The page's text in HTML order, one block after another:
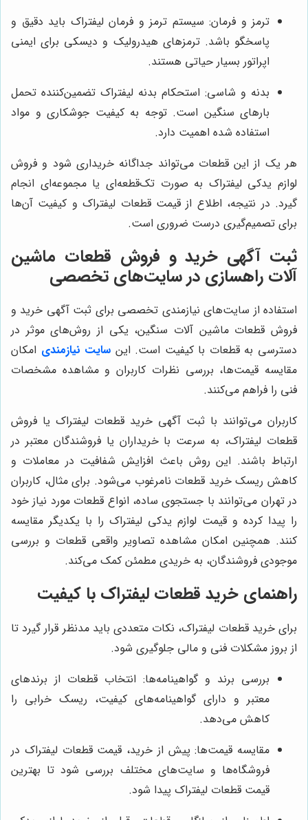
ترمز و فرمان: سیستم ترمز و فرمان لیفتراک باید دقیق و
پاسخگو باشد. ترمزهای هیدرولیک و دیسکی برای ایمنی
اپراتور بسیار حیاتی هستند.
بدنه و شاسی: استحکام بدنه لیفتراک تضمین‌کننده تحمل
بارهای سنگین است. توجه به کیفیت جوشکاری و مواد
استفاده شده اهمیت دارد.
هر یک از این قطعات می‌تواند جداگانه خریداری شود و فروش
لوازم یدکی لیفتراک به صورت تک‌قطعه‌ای یا مجموعه‌ای انجام
گیرد. در نتیجه، اطلاع از قیمت قطعات لیفتراک و کیفیت آن‌ها
برای تصمیم‌گیری درست ضروری است.
ثبت آگهی خرید و فروش قطعات ماشین
آلات راهسازی در سایت‌های تخصصی
استفاده از سایت‌های نیازمندی تخصصی برای ثبت آگهی خرید و
فروش قطعات ماشین آلات سنگین، یکی از روش‌های موثر در
دسترسی به قطعات با کیفیت است. این سایت نیازمندی امکان
مقایسه قیمت‌ها، بررسی نظرات کاربران و مشاهده مشخصات
فنی را فراهم می‌کنند.
کاربران می‌توانند با ثبت آگهی خرید قطعات لیفتراک یا فروش
قطعات لیفتراک، به سرعت با خریداران یا فروشندگان معتبر در
ارتباط باشند. این روش باعث افزایش شفافیت در معاملات و
کاهش ریسک خرید قطعات نامرغوب می‌شود. برای مثال، کاربران
در تهران می‌توانند با جستجوی ساده، انواع قطعات مورد نیاز خود
را پیدا کرده و قیمت لوازم یدکی لیفتراک را با یکدیگر مقایسه
کنند. همچنین امکان مشاهده تصاویر واقعی قطعات و بررسی
موجودی فروشندگان، به خریدی مطمئن کمک می‌کند.
راهنمای خرید قطعات لیفتراک با کیفیت
برای خرید قطعات لیفتراک، نکات متعددی باید مدنظر قرار گیرد تا
از بروز مشکلات فنی و مالی جلوگیری شود.
بررسی برند و گواهینامه‌ها: انتخاب قطعات از برندهای
معتبر و دارای گواهینامه‌های کیفیت، ریسک خرابی را
کاهش می‌دهد.
مقایسه قیمت‌ها: پیش از خرید، قیمت قطعات لیفتراک در
فروشگاه‌ها و سایت‌های مختلف بررسی شود تا بهترین
قیمت قطعات لیفتراک پیدا شود.